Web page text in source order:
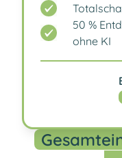
50 %
ohne KI